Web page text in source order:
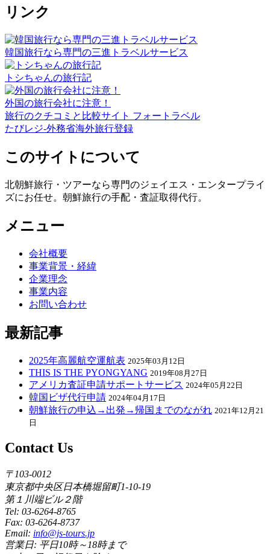
リンク
韓国旅行なら専門の三進トラベルサービス
トシちゃんの旅行記
外国の旅行会社に注意！
旅行のクチコミと比較サイト フォートラベル
たびレジ-外務省海外旅行登録
このサイトについて
北朝鮮旅行・ツアーなら専門のジェイエス・エンタープライ
ズにお任せ。朝鮮旅行の手配・査証取得代行。
メニュー
会社概要
事業背景・経緯
企業理念
事業内容
お問い合わせ
最新記事
2025年高麗航空運航表 2025年03月12日
THIS IS THE PYONGYANG 2019年08月27日
アメリカ査証申請サポートサービス 2024年05月22日
韓国ビザ代行申請 2024年04月17日
朝鮮旅行の申込→出発→帰国までのながれ 2021年12月21
日
Contact Us
〒103-0012
東京都中央区日本橋堀留町1-10-19
第１川端ビル２階
Tel: 03-6264-8765
Fax: 03-6264-8737
Email: info@js-tours.jp
営業日: 平日10時～18時まで